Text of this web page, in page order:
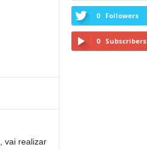
vai realizar
0 Followers
0 Subscribers